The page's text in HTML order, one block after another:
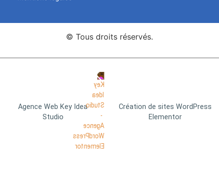
© Tous droits réservés.
Agence Web Key Idea
Studio
Création de sites WordPress
Elementor